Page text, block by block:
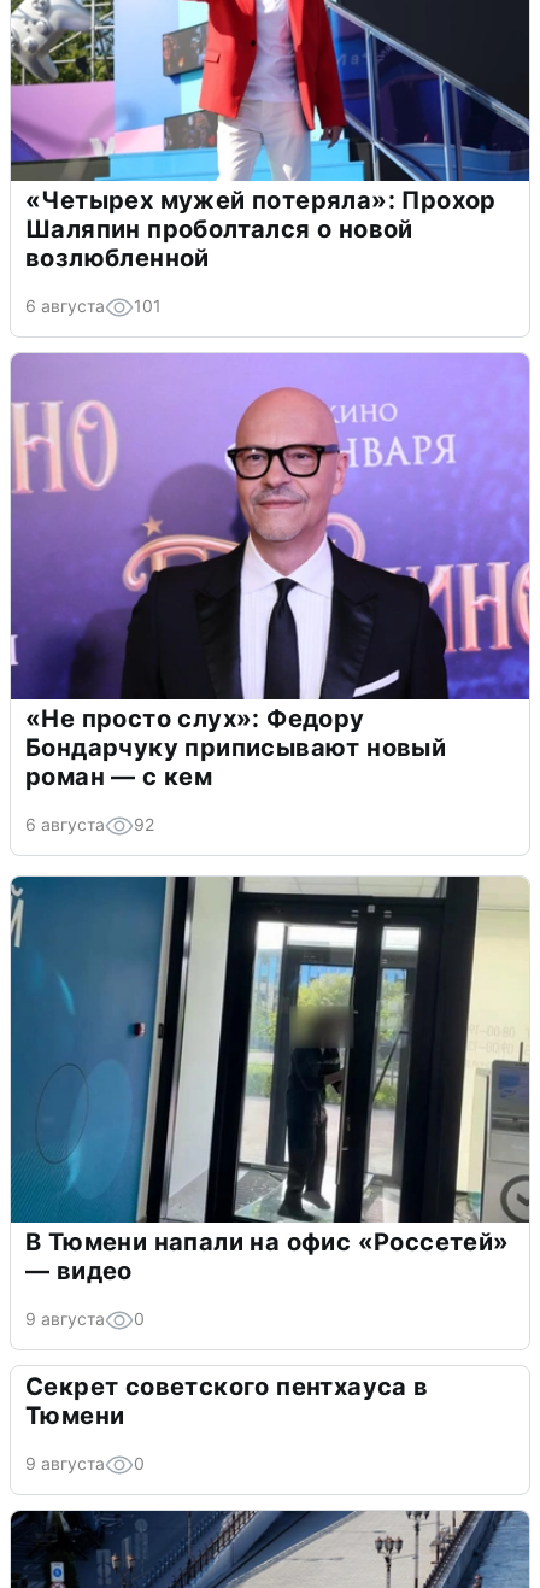
«Четырех мужей потеряла»: Прохор
Шаляпин проболтался о новой
возлюбленной
6 августа 101
«Не просто слух»: Федору
Бондарчуку приписывают новый
роман — с кем
6 августа 92
В Тюмени напали на офис «Россетей»
— видео
9 августа 0
Секрет советского пентхауса в
Тюмени
9 августа 0